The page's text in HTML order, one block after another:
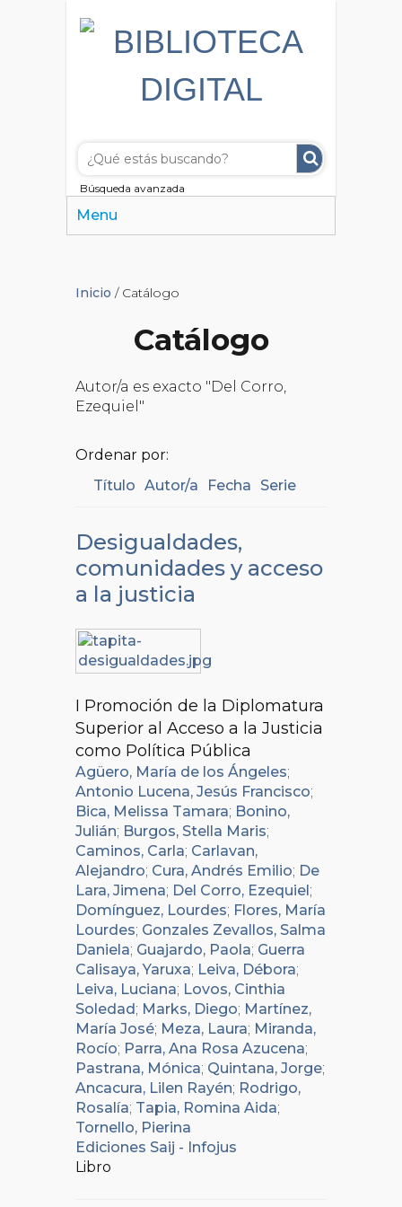
Búsqueda avanzada
Menu
Inicio / Catálogo
Catálogo
Autor/a es exacto "Del Corro,
Ezequiel"
Ordenar por:
Título Autor/a Fecha Serie
Desigualdades,
comunidades y acceso
a la justicia
I Promoción de la Diplomatura
Superior al Acceso a la Justicia
como Política Pública
Agüero, María de los Ángeles;
Antonio Lucena, Jesús Francisco;
Bica, Melissa Tamara; Bonino,
Julián; Burgos, Stella Maris;
Caminos, Carla; Carlavan,
Alejandro; Cura, Andrés Emilio; De
Lara, Jimena; Del Corro, Ezequiel ;
Domínguez, Lourdes; Flores, María
Lourdes; Gonzales Zevallos, Salma
Daniela; Guajardo, Paola; Guerra
Calisaya, Yaruxa; Leiva, Débora;
Leiva, Luciana; Lovos, Cinthia
Soledad ; Marks, Diego; Martínez,
María José; Meza, Laura; Miranda,
Rocío; Parra, Ana Rosa Azucena;
Pastrana, Mónica; Quintana, Jorge;
Ancacura, Lilen Rayén; Rodrigo,
Rosalía; Tapia, Romina Aida;
Tornello, Pierina
Ediciones Saij - Infojus
Libro